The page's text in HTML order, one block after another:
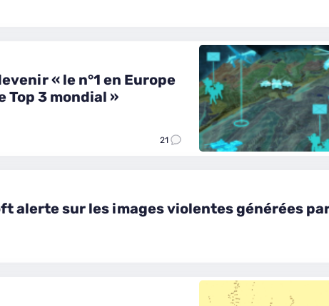
« le n°1 en Europe
Top 3 mondial »
21
alerte sur les images violentes générées